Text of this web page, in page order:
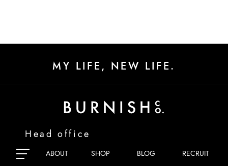
ABOUT SHOP BLOG RECRUIT
MY LIFE, NEW LIFE.
Head office